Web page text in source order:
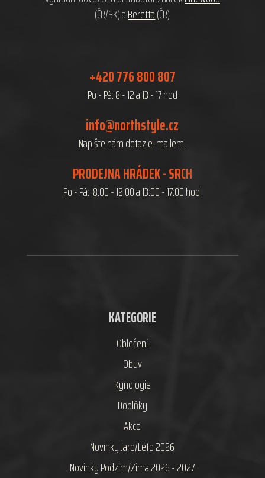
(ČR/SK) aBeretta(ČR)
+420 776 800 807
Po - Pá: 8 - 12 a 13 - 17 hod
info@northstyle.cz
Napište nám dotaz e-mailem.
PRODEJNA HRÁDEK - SRCH
Po - Pá: 8:00 - 12:00 a 13:00 - 17:00 hod.
KATEGORIE
Oblečení
Obuv
Kynologie
Doplňky
Akce
Novinky Jaro/Léto 2026
Novinky Podzim/Zima 2026 - 2027